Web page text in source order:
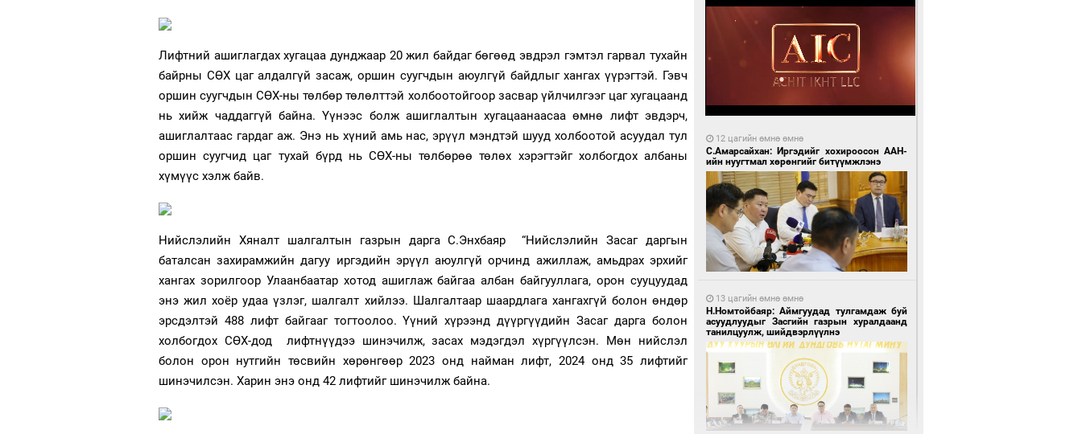
Лифтний ашиглагдах хугацаа дунджаар 20 жил байдаг бөгөөд эвдрэл гэмтэл гарвал тухайн
байрны СӨХ цаг алдалгүй засаж, оршин суугчдын аюулгүй байдлыг хангах үүрэгтэй. Гэвч
оршин суугчдын СӨХ-ны төлбөр төлөлттэй холбоотойгоор засвар үйлчилгээг цаг хугацаанд
нь хийж чаддаггүй байна. Үүнээс болж ашиглалтын хугацаанаасаа өмнө лифт эвдэрч,
ашиглалтаас гардаг аж. Энэ нь хүний амь нас, эрүүл мэндтэй шууд холбоотой асуудал тул
оршин суугчид цаг тухай бүрд нь СӨХ-ны төлбөрөө төлөх хэрэгтэйг холбогдох албаны
хүмүүс хэлж байв.
Нийслэлийн Хяналт шалгалтын газрын дарга С.Энхбаяр “Нийслэлийн Засаг даргын
баталсан захирамжийн дагуу иргэдийн эрүүл аюулгүй орчинд ажиллаж, амьдрах эрхийг
хангах зорилгоор Улаанбаатар хотод ашиглаж байгаа албан байгууллага, орон сууцуудад
энэ жил хоёр удаа үзлэг, шалгалт хийлээ. Шалгалтаар шаардлага хангахгүй болон өндөр
эрсдэлтэй 488 лифт байгааг тогтоолоо. Үүний хүрээнд дүүргүүдийн Засаг дарга болон
холбогдох СӨХ-дод лифтнүүдээ шинэчилж, засах мэдэгдэл хүргүүлсэн. Мөн нийслэл
болон орон нутгийн төсвийн хөрөнгөөр 2023 онд найман лифт, 2024 онд 35 лифтийг
шинэчилсэн. Харин энэ онд 42 лифтийг шинэчилж байна.
12 цагийн өмнө өмнө
С.Амарсайхан: Иргэдийг хохироосон ААН-
ийн нуугтмал хөрөнгийг битүүмжлэнэ
13 цагийн өмнө өмнө
Н.Номтойбаяр: Аймгуудад тулгамдаж буй
асуудлуудыг Засгийн газрын хуралдаанд
танилцуулж, шийдвэрлүүлнэ